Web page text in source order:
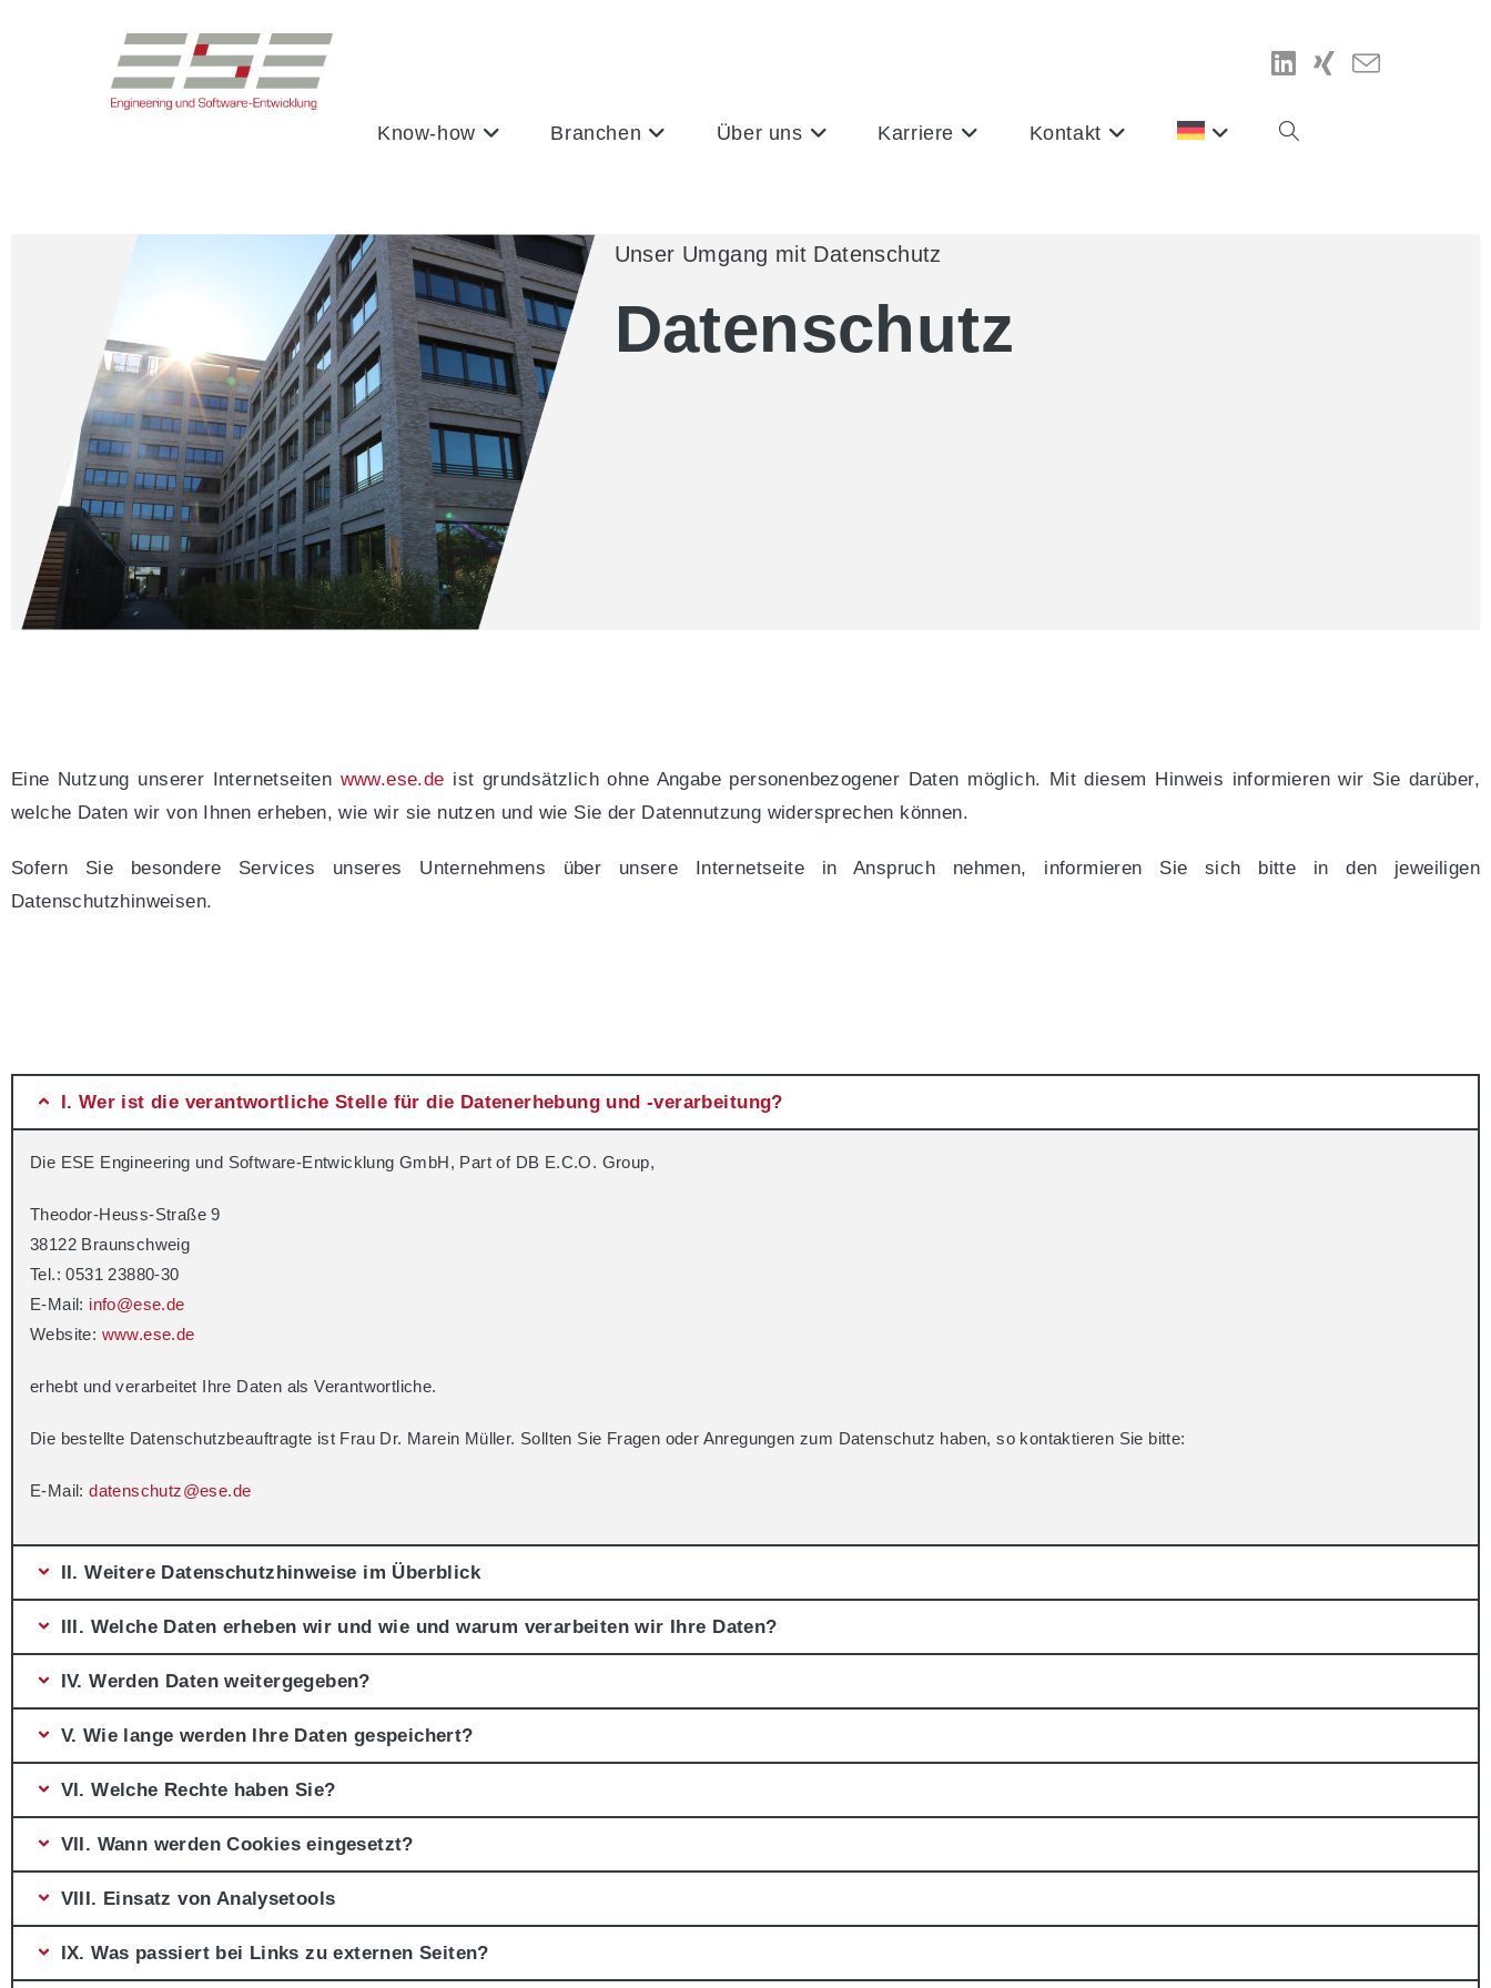
Know-how Branchen Über uns Karriere Kontakt
Unser Umgang mit Datenschutz
Datenschutz
Eine Nutzung unserer Internetseiten www.ese.de ist grundsätzlich ohne Angabe personenbezogener Daten möglich. Mit diesem Hinweis informieren wir Sie darüber,
welche Daten wir von Ihnen erheben, wie wir sie nutzen und wie Sie der Datennutzung widersprechen können.
Sofern Sie besondere Services unseres Unternehmens über unsere Internetseite in Anspruch nehmen, informieren Sie sich bitte in den jeweiligen
Datenschutzhinweisen.
I. Wer ist die verantwortliche Stelle für die Datenerhebung und -verarbeitung?
Die ESE Engineering und Software-Entwicklung GmbH, Part of DB E.C.O. Group,
Theodor-Heuss-Straße 9
38122 Braunschweig
Tel.: 0531 23880-30
E-Mail: info@ese.de
Website: www.ese.de
erhebt und verarbeitet Ihre Daten als Verantwortliche.
Die bestellte Datenschutzbeauftragte ist Frau Dr. Marein Müller. Sollten Sie Fragen oder Anregungen zum Datenschutz haben, so kontaktieren Sie bitte:
E-Mail:datenschutz@ese.de
II. Weitere Datenschutzhinweise im Überblick
III. Welche Daten erheben wir und wie und warum verarbeiten wir Ihre Daten?
IV. Werden Daten weitergegeben?
V. Wie lange werden Ihre Daten gespeichert?
VI. Welche Rechte haben Sie?
VII. Wann werden Cookies eingesetzt?
VIII. Einsatz von Analysetools
IX. Was passiert bei Links zu externen Seiten?